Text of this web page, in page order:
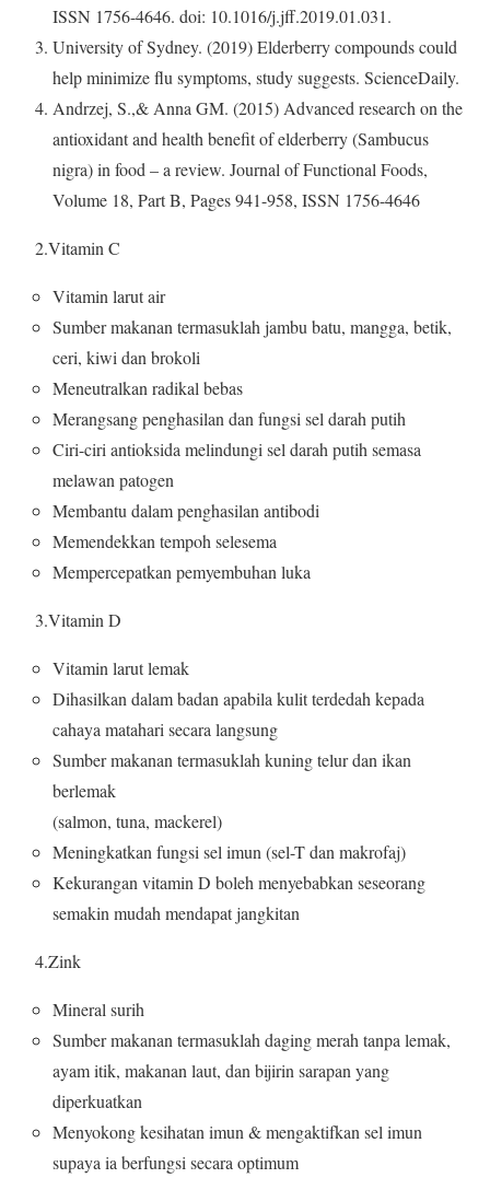
ISSN 1756-4646. doi: 10.1016/j.jff.2019.01.031.
University of Sydney. (2019) Elderberry compounds could
help minimize flu symptoms, study suggests. ScienceDaily.
Andrzej, S.,& Anna GM. (2015) Advanced research on the
antioxidant and health benefit of elderberry (Sambucus
nigra) in food – a review. Journal of Functional Foods,
Volume 18, Part B, Pages 941-958, ISSN 1756-4646
2.Vitamin C
Vitamin larut air
Sumber makanan termasuklah jambu batu, mangga, betik,
ceri, kiwi dan brokoli
Meneutralkan radikal bebas
Merangsang penghasilan dan fungsi sel darah putih
Ciri-ciri antioksida melindungi sel darah putih semasa
melawan patogen
Membantu dalam penghasilan antibodi
Memendekkan tempoh selesema
Mempercepatkan pemyembuhan luka
3.Vitamin D
Vitamin larut lemak
Dihasilkan dalam badan apabila kulit terdedah kepada
cahaya matahari secara langsung
Sumber makanan termasuklah kuning telur dan ikan
berlemak
(salmon, tuna, mackerel)
Meningkatkan fungsi sel imun (sel-T dan makrofaj)
Kekurangan vitamin D boleh menyebabkan seseorang
semakin mudah mendapat jangkitan
4.Zink
Mineral surih
Sumber makanan termasuklah daging merah tanpa lemak,
ayam itik, makanan laut, dan bijirin sarapan yang
diperkuatkan
Menyokong kesihatan imun & mengaktifkan sel imun
supaya ia berfungsi secara optimum